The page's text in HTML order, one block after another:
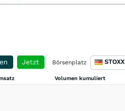
Jetzt Börsenplatz STOXX
Volumen kumuliert